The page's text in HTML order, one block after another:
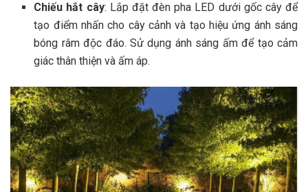
Chiếu hắt cây: Lắp đặt đèn pha LED dưới gốc cây để
tạo điểm nhấn cho cây cảnh và tạo hiệu ứng ánh sáng
bóng râm độc đáo. Sử dụng ánh sáng ấm để tạo cảm
giác thân thiện và ấm áp.